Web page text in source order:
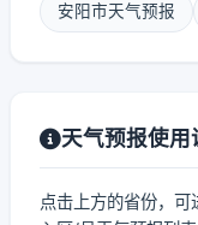
安阳市天气预报
天气预报使用
点击上方的省份，